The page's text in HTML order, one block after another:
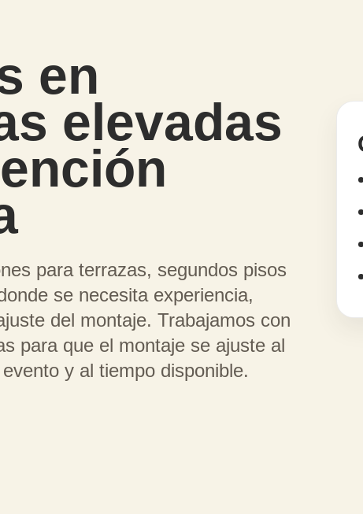
en
elevadas
para terrazas, segundos pisos
se necesita experiencia,
del montaje. Trabajamos con
para que el montaje se ajuste al
y al tiempo disponible.